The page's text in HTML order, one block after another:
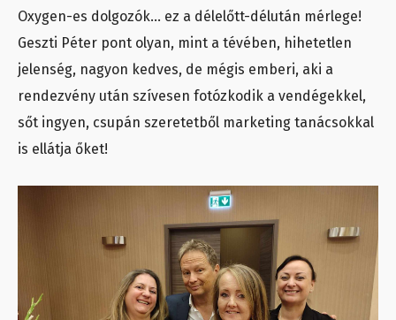
Oxygen-es dolgozók… ez a délelőtt-délután mérlege!
Geszti Péter pont olyan, mint a tévében, hihetetlen
jelenség, nagyon kedves, de mégis emberi, aki a
rendezvény után szívesen fotózkodik a vendégekkel,
sőt ingyen, csupán szeretetből marketing tanácsokkal
is ellátja őket!